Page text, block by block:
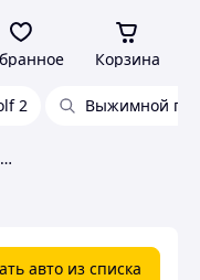
Корзина
2 Выжимной
Втулка подшипника выжимного направляющая VW
авто из списка